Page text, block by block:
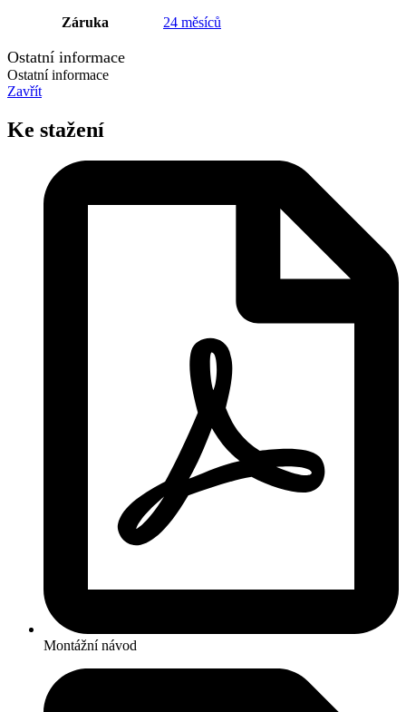
Záruka 24 měsíců
Ostatní informace
Ostatní informace
Zavřít
Ke stažení
Montážní návod